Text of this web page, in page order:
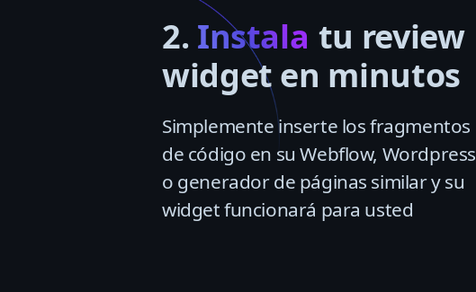
2. Instala tu review
widget en minutos
Simplemente inserte los fragmentos
de código en su Webflow, Wordpress
o generador de páginas similar y su
widget funcionará para usted